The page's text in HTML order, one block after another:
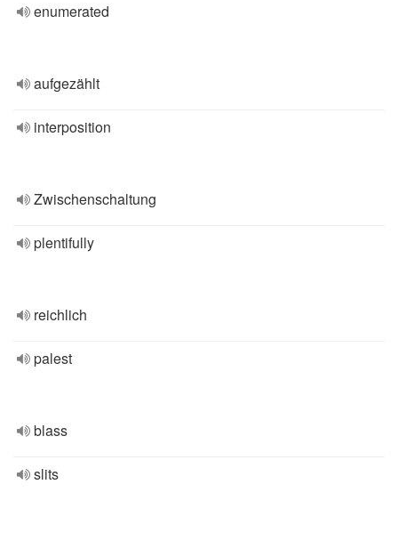
enumerated
aufgezählt
interposition
Zwischenschaltung
plentifully
reichlich
palest
blass
slits